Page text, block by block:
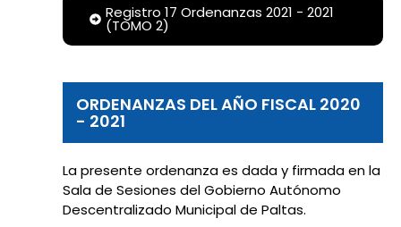
Registro 17 Ordenanzas 2021 - 2021
(TOMO 2)
ORDENANZAS DEL AÑO FISCAL 2020
- 2021
La presente ordenanza es dada y firmada en la
Sala de Sesiones del Gobierno Autónomo
Descentralizado Municipal de Paltas.